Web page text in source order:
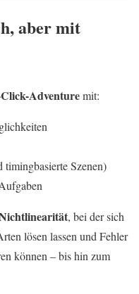
aber mit
Adventuremit:
Szenen)
, bei der sich
lösen lassen und Fehler
können – bis hin zum